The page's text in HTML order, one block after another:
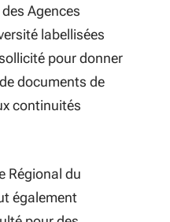
Agences
labellisées
pour donner
documents de
continuités
Régional du
également